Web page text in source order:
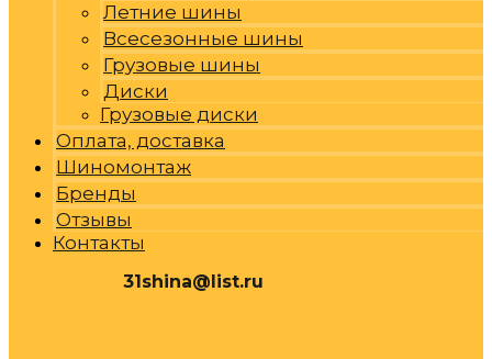
Летние шины
Всесезонные шины
Грузовые шины
Диски
Грузовые диски
Оплата, доставка
Шиномонтаж
Бренды
Отзывы
Контакты
31shina@list.ru